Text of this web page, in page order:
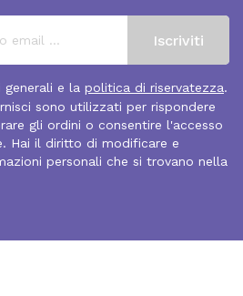
e la politica di riservatezza.
sono utilizzati per rispondere
gli ordini o consentire l'accesso
Hai il diritto di modificare e
personali che si trovano nella